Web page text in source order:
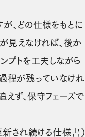
、どの仕様をもとに
見えなければ、後か
プトを工夫しながら
程が残っていなけれ
ず、保守フェーズで
され続ける仕様書）